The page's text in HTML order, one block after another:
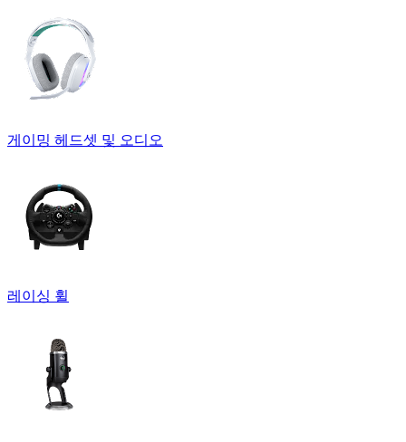
게이밍 헤드셋 및 오디오
레이싱 휠